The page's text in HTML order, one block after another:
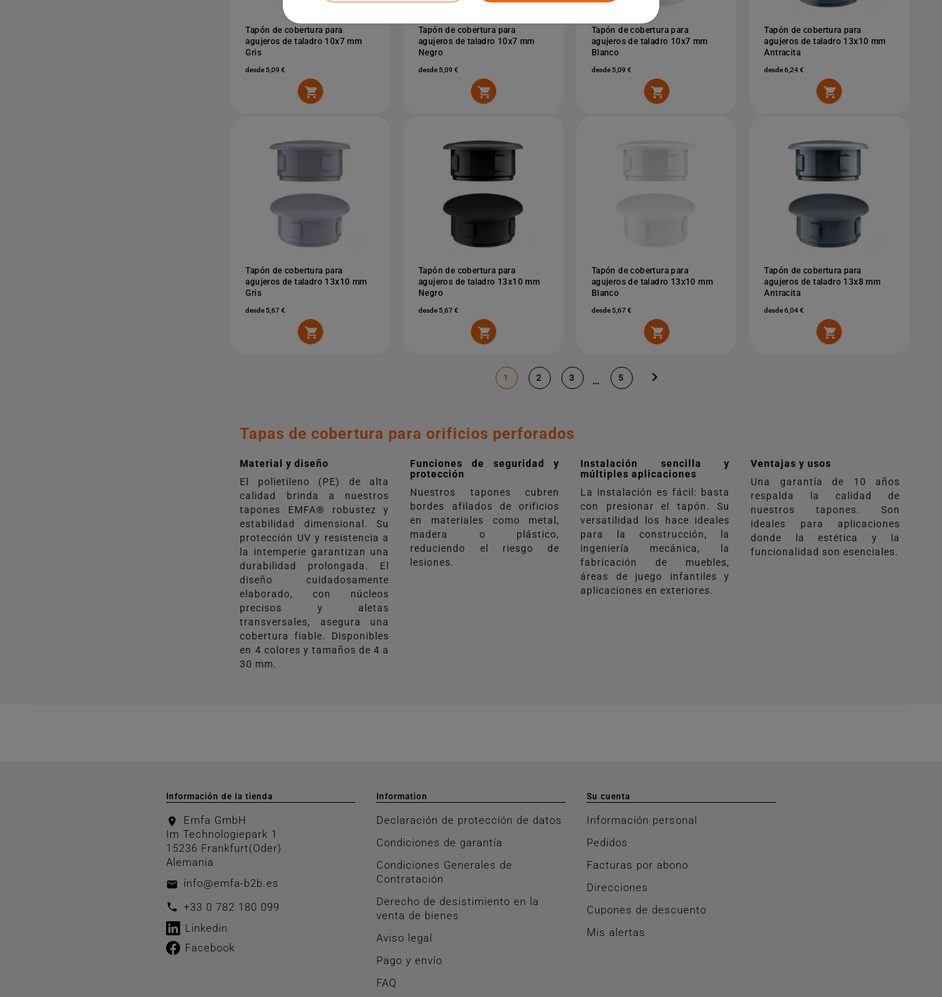
Tapón de cobertura para
agujeros de taladro 10x7 mm
Gris
desde 5,09 €

Tapón de cobertura para
agujeros de taladro 10x7 mm
Negro
desde 5,09 €

Tapón de cobertura para
agujeros de taladro 10x7 mm
Blanco
desde 5,09 €

Tapón de cobertura para
agujeros de taladro 13x10 mm
Antracita
desde 6,24 €

Tapón de cobertura para
agujeros de taladro 13x10 mm
Gris
desde 5,67 €

Tapón de cobertura para
agujeros de taladro 13x10 mm
Negro
desde 5,67 €

Tapón de cobertura para
agujeros de taladro 13x10 mm
Blanco
desde 5,67 €

Tapón de cobertura para
agujeros de taladro 13x8 mm
Antracita
desde 6,04 €

1 2 3 … 5 
Tapas de cobertura para orificios perforados
Material y diseño
El polietileno (PE) de alta
calidad brinda a nuestros
tapones EMFA® robustez y
estabilidad dimensional. Su
protección UV y resistencia a
la intemperie garantizan una
durabilidad prolongada. El
diseño cuidadosamente
elaborado, con núcleos
precisos y aletas
transversales, asegura una
cobertura fiable. Disponibles
en 4 colores y tamaños de 4 a
30 mm.
Funciones de seguridad y
protección
Nuestros tapones cubren
bordes afilados de orificios
en materiales como metal,
madera o plástico,
reduciendo el riesgo de
lesiones.
Instalación sencilla y
múltiples aplicaciones
La instalación es fácil: basta
con presionar el tapón. Su
versatilidad los hace ideales
para la construcción, la
ingeniería mecánica, la
fabricación de muebles,
áreas de juego infantiles y
aplicaciones en exteriores.
Ventajas y usos
Una garantía de 10 años
respalda la calidad de
nuestros tapones. Son
ideales para aplicaciones
donde la estética y la
funcionalidad son esenciales.
Información de la tienda
location_on
Emfa GmbH
Im Technologiepark 1
15236 Frankfurt(Oder)
Alemania
email info@emfa-b2b.es
call +33 0 782 180 099
Linkedin
Facebook
Information
Declaración de protección de datos
Condiciones de garantía
Condiciones Generales de
Contratación
Derecho de desistimiento en la
venta de bienes
Aviso legal
Pago y envío
FAQ
Su cuenta
Información personal
Pedidos
Facturas por abono
Direcciones
Cupones de descuento
Mis alertas